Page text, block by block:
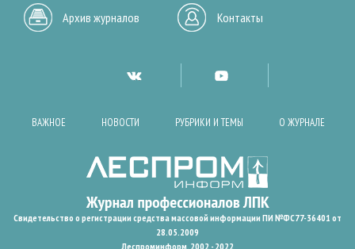
Архив журналов Контакты
ВАЖНОЕ НОВОСТИ РУБРИКИ И ТЕМЫ О ЖУРНАЛЕ
Свидетельство о регистрации средства массовой информации ПИ №ФС77-36401 от
28.05.2009
Леспроминформ. 2002 - 2022